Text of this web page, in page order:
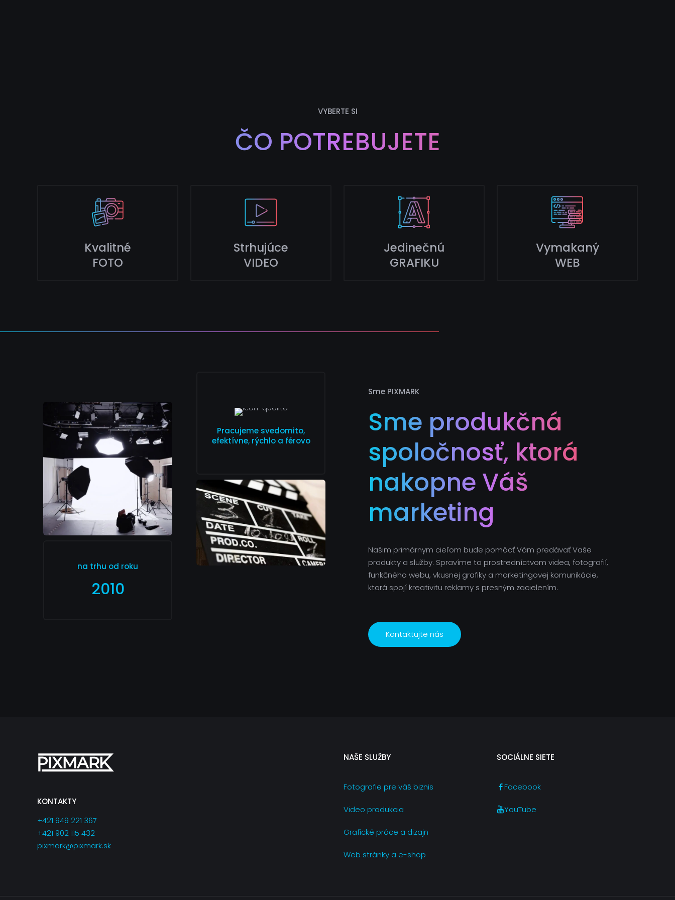
VYBERTE SI
ČO POTREBUJETE
Kvalitné
FOTO
Strhujúce
VIDEO
Jedinečnú
GRAFIKU
Vymakaný
WEB
na trhu od roku
2010
Pracujeme svedomito,
efektívne, rýchlo a férovo
Sme PIXMARK
Sme produkčná
spoločnosť, ktorá
nakopne Váš
marketing
Našim primárnym cieľom bude pomôcť Vám predávať Vaše
produkty a služby. Spravíme to prostredníctvom videa, fotografií,
funkčného webu, vkusnej grafiky a marketingovej komunikácie,
ktorá spojí kreativitu reklamy s presným zacielením.
Kontaktujte nás
KONTAKTY
+421 949 221 367
+421 902 115 432
pixmark@pixmark.sk
NAŠE SLUŽBY
Fotografie pre váš biznis
Video produkcia
Grafické práce a dizajn
Web stránky a e-shop
SOCIÁLNE SIETE
Facebook
YouTube